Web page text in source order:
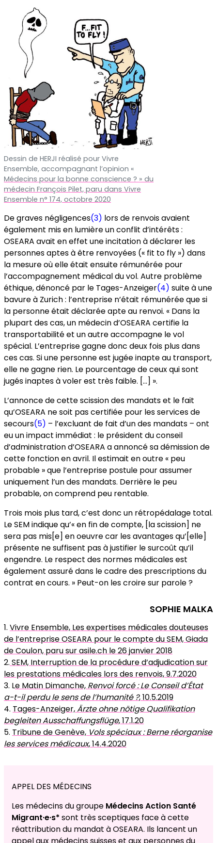
Dessin de HERJI réalisé pour Vivre
Ensemble, accompagnant l’opinion «
Médecins pour la bonne conscience ? » du
médecin François Pilet, paru dans Vivre
Ensemble n° 174, octobre 2020
De graves négligences(3) lors de renvois avaient
également mis en lumière un conflit d’intérêts :
OSEARA avait en effet une incitation à déclarer les
personnes aptes à être renvoyées (« fit to fly ») dans
la mesure où elle était ensuite rémunérée pour
l’accompagnement médical du vol. Autre problème
éthique, dénoncé par le Tages-Anzeiger(4) suite à une
bavure à Zurich : l’entreprise n’était rémunérée que si
la personne était déclarée apte au renvoi. « Dans la
plupart des cas, un médecin d’OSEARA certifie la
transportabilité et un autre accompagne le vol
spécial. L’entreprise gagne donc deux fois plus dans
ces cas. Si une personne est jugée inapte au transport,
elle ne gagne rien. Le pourcentage de ceux qui sont
jugés inaptes à voler est très faible. […] ».
L’annonce de cette scission des mandats et le fait
qu’OSEARA ne soit pas certifiée pour les services de
secours(5) – l’excluant de fait d’un des mandats – ont
eu un impact immédiat : le président du conseil
d’administration d’OSEARA a annoncé sa démission de
cette fonction en avril. Il estimait en outre « peu
probable » que l’entreprise postule pour assumer
uniquement l’un des mandats. Derrière le peu
probable, on comprend peu rentable.
Trois mois plus tard, c’est donc un rétropédalage total.
Le SEM indique qu’« en fin de compte, [la scission] ne
sera pas mis[e] en oeuvre car les avantages qu’[elle]
présente ne suffisent pas à justifier le surcoût qu’il
engendre. Le respect des normes médicales est
également assuré dans le cadre des prescriptions du
contrat en cours. » Peut-on les croire sur parole ?
SOPHIE MALKA
1. Vivre Ensemble, Les expertises médicales douteuses
de l’entreprise OSEARA pour le compte du SEM, Giada
de Coulon, paru sur asile.ch le 26 janvier 2018
2. SEM, Interruption de la procédure d’adjudication sur
les prestations médicales lors des renvois, 9.7.2020
3. Le Matin Dimanche, Renvoi forcé : Le Conseil d’État
a-t-il perdu le sens de l’humanité ?, 10.5.2019
4. Tages-Anzeiger,Ärzte ohne nötige Qualifikation
begleiten Ausschaffungsflüge, 17.1.20
5. Tribune de Genève, Vols spéciaux : Berne réorganise
les services médicaux, 14.4.2020
APPEL DES MÉDECINS
Les médecins du groupe Médecins Action Santé
Migrant·e·s* sont très sceptiques face à cette
réattribution du mandat à OSEARA. Ils lancent un